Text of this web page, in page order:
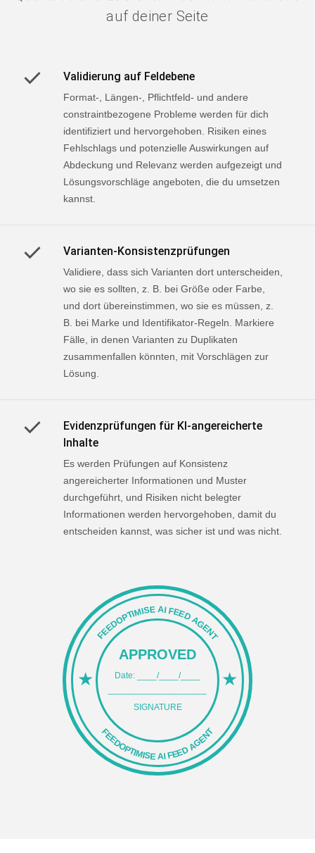
Qualität sicherzustellen - bei voller Kontrolle
Validierung auf Feldebene
Format-, Längen-, Pflichtfeld- und andere
constraintbezogene Probleme werden für dich
identifiziert und hervorgehoben. Risiken eines
Fehlschlags und potenzielle Auswirkungen auf
Abdeckung und Relevanz werden aufgezeigt und
Lösungsvorschläge angeboten, die du umsetzen
Varianten-Konsistenzprüfungen
Validiere, dass sich Varianten dort unterscheiden,
wo sie es sollten, z. B. bei Größe oder Farbe,
und dort übereinstimmen, wo sie es müssen, z.
B. bei Marke und Identifikator-Regeln. Markiere
Fälle, in denen Varianten zu Duplikaten
zusammenfallen könnten, mit Vorschlägen zur
Evidenzprüfungen für KI-angereicherte
Inhalte
Es werden Prüfungen auf Konsistenz
angereicherter Informationen und Muster
durchgeführt, und Risiken nicht belegter
Informationen werden hervorgehoben, damit du
FEEDOPTIMISE AI FEED AGENT
APPROVED
____________________
FEEDOPTIMISE AI FEED AGENT